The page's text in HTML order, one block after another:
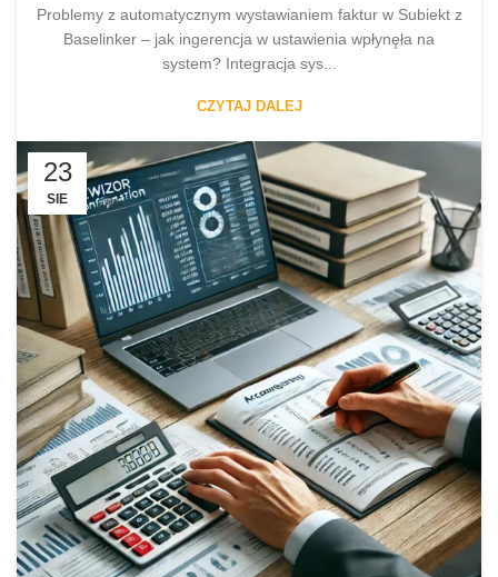
Problemy z automatycznym wystawianiem faktur w Subiekt z
Baselinker – jak ingerencja w ustawienia wpłynęła na
system? Integracja sys...
CZYTAJ DALEJ
23
SIE